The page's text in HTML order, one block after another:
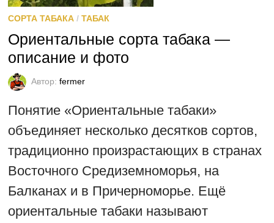
СОРТА ТАБАКА/ ТАБАК
Ориентальные сорта табака —
описание и фото
Автор: fermer
Понятие «Ориентальные табаки»
объединяет несколько десятков сортов,
традиционно произрастающих в странах
Восточного Средиземноморья, на
Балканах и в Причерноморье. Ещё
ориентальные табаки называют